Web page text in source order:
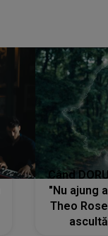
Când
"Nu ajung
Theo